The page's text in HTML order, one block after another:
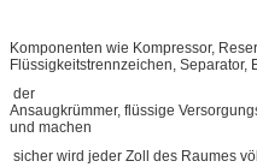
Komponenten wie Kompressor,
Flüssigkeitstrennzeichen, Separator,
der
Ansaugkrümmer, flüssige
und machen
sicher wird jeder Zoll des Raumes